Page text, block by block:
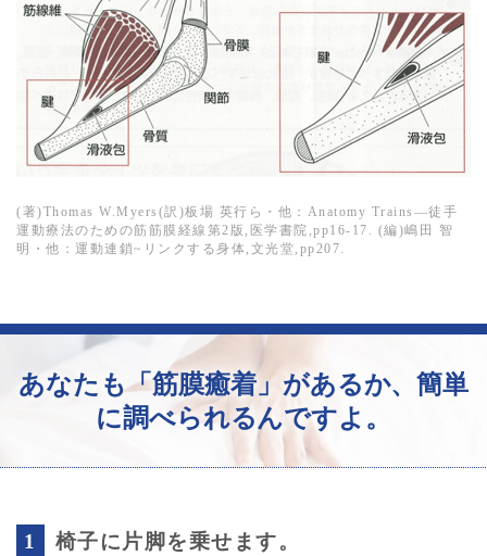
(著)Thomas W.Myers(訳)板場 英行ら・他：Anatomy Trains—徒手
運動療法のための筋筋膜経線第2版,医学書院,pp16-17. (編)嶋田 智
明・他：運動連鎖~リンクする身体,文光堂,pp207.
あなたも「筋膜癒着」があるか、簡単
に調べられるんですよ。
1 椅子に片脚を乗せます。